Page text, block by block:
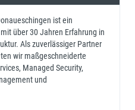
ist ein
über 30 Jahren Erfahrung in
Als zuverlässiger Partner
wir maßgeschneiderte
Managed Security,
und